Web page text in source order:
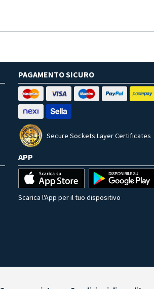
PAGAMENTO SICURO
Secure Sockets Layer Certificates
APP
Scarica l'App per il tuo dispositivo